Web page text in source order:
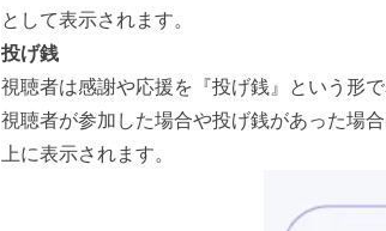
として表示されます。
投げ銭
視聴者は感謝や応援を『投げ銭』という形
視聴者が参加した場合や投げ銭があった場
上に表示されます。